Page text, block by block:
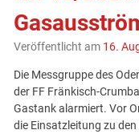
Veröffentlicht am 16.
Die Messgruppe des
der FF Fränkisch-
Gastank alarmiert. Vor
die Einsatzleitung zu